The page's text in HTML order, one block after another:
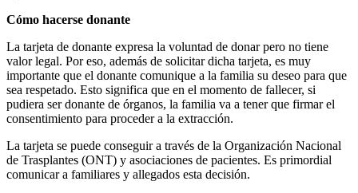
Cómo hacerse donante
La tarjeta de donante expresa la voluntad de donar pero no tiene
valor legal. Por eso, además de solicitar dicha tarjeta, es muy
importante que el donante comunique a la familia su deseo para que
sea respetado. Esto significa que en el momento de fallecer, si
pudiera ser donante de órganos, la familia va a tener que firmar el
consentimiento para proceder a la extracción.
La tarjeta se puede conseguir a través de la Organización Nacional
de Trasplantes (ONT) y asociaciones de pacientes. Es primordial
comunicar a familiares y allegados esta decisión.